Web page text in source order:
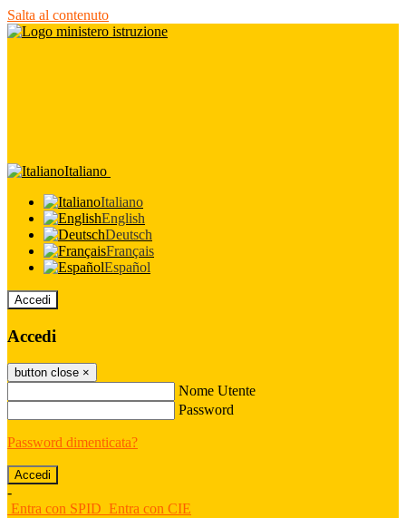
Salta al contenuto
Italiano
Italiano
English
Deutsch
Français
Español
Accedi
Accedi
button close ×
Nome Utente
Password
Password dimenticata?
-
Entra con SPID Entra con CIE